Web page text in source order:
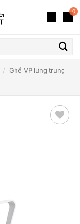
0
/ Ghế VP lưng trung